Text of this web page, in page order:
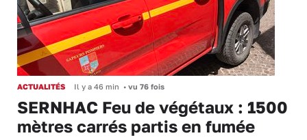
ACTUALITÉS Il y a 46 min • vu 76 fois
SERNHAC Feu de végétaux : 1500
mètres carrés partis en fumée